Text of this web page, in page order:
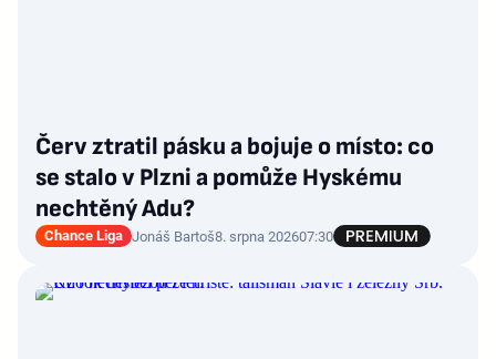
Červ ztratil pásku a bojuje o místo: co
se stalo v Plzni a pomůže Hyskému
nechtěný Adu?
Chance Liga Jonáš Bartoš8. srpna 202607:30